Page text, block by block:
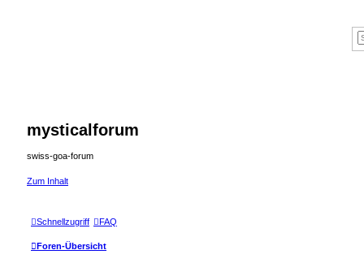
mysticalforum
swiss-goa-forum
Zum Inhalt
Schnellzugriff FAQ
Foren-Übersicht